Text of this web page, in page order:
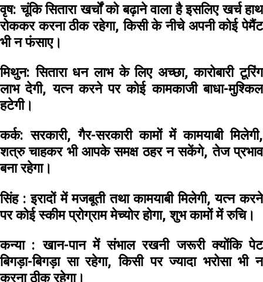
वृष:चूंकि सितारा खर्चों को बढ़ाने वाला है इसलिए खर्च हाथ
रोककर करना ठीक रहेगा, किसी के नीचे अपनी कोई पेमैंट
भी न फंसाए।
मिथुन: सितारा धन लाभ के लिए अच्छा, कारोबारी टूरिंग
लाभ देगी, यत्न करने पर कोई कामकाजी बाधा-मुश्किल
हटेगी।
कर्क:सरकारी, गैर-सरकारी कामों में कामयाबी मिलेगी,
शत्रु चाहकर भी आपके समक्ष ठहर न सकेंगे, तेज प्रभाव
बना रहेगा।
सिंह : इरादों में मजबूती तथा कामयाबी मिलेगी, यत्न करने
पर कोई स्कीम प्रोग्राम मेच्योर होगा, शुभ कामों में रुचि।
कन्या :खान-पान में संभाल रखनी जरूरी क्योंकि पेट
बिगड़ा-बिगड़ा सा रहेगा, किसी पर ज्यादा भरोसा भी न
करना ठीक रहेगा।